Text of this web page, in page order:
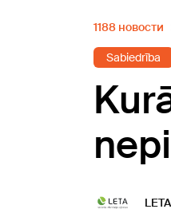
1188 новости
Sabiedrība
LETA